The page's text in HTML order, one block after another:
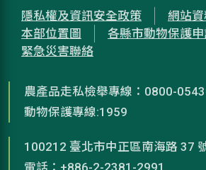
隱私權及資訊安全政策
網站
本部位置圖
各縣市動物保護
緊急災害聯絡
農產品走私檢舉專線：0800-
動物保護專線:1959
100212 臺北市中正區南海路 37